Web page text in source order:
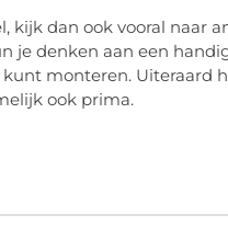
kijk dan ook vooral
je denken aan een
monteren. Uiteraard
ook prima.